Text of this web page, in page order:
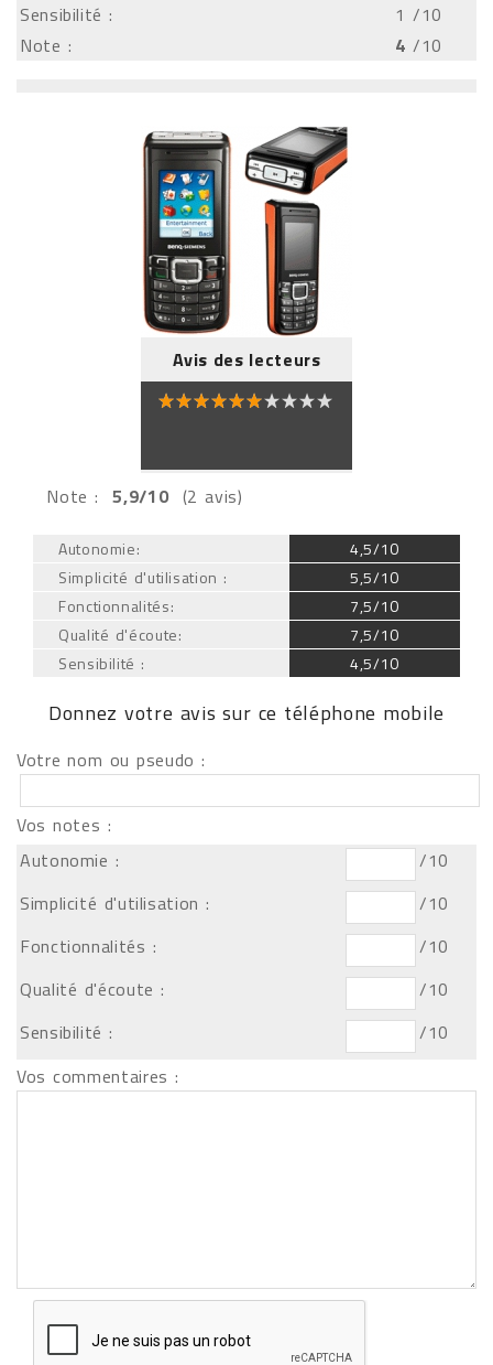
Sensibilité :
1 /10
Note :
4 /10
Avis des lecteurs
Note : 5,9/10 (2 avis)
Autonomie:
Simplicité d'utilisation :
Fonctionnalités:
Qualité d'écoute:
Sensibilité :
4,5/10
5,5/10
7,5/10
7,5/10
4,5/10
Donnez votre avis sur ce téléphone mobile
Votre nom ou pseudo :
Vos notes :
Autonomie :
/10
Simplicité d'utilisation :
/10
Fonctionnalités :
/10
Qualité d'écoute :
/10
Sensibilité :
/10
Vos commentaires :